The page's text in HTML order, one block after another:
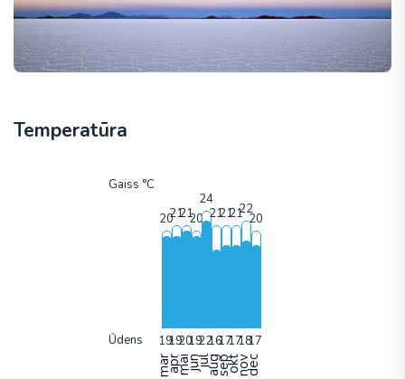
Temperatūra
Gaiss °C
Ūdens
mar
aprmaijunjulaugsepoktnovdec